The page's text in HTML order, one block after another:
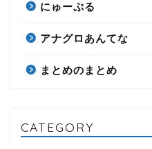
にゅーぷる
アナグロあんてな
まとめのまとめ
CATEGORY